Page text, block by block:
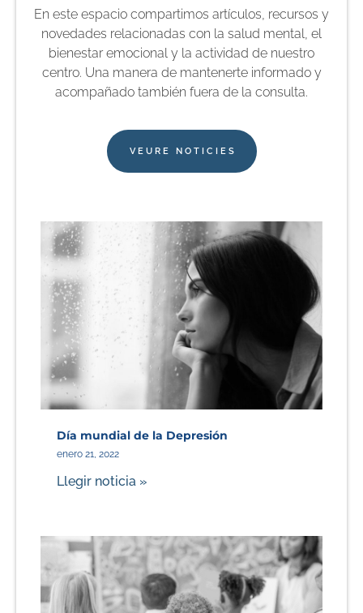
En este espacio compartimos artículos, recursos y
novedades relacionadas con la salud mental, el
bienestar emocional y la actividad de nuestro
centro. Una manera de mantenerte informado y
acompañado también fuera de la consulta.
VEURE NOTICIES
Día mundial de la Depresión
enero 21, 2022
Llegir noticia »